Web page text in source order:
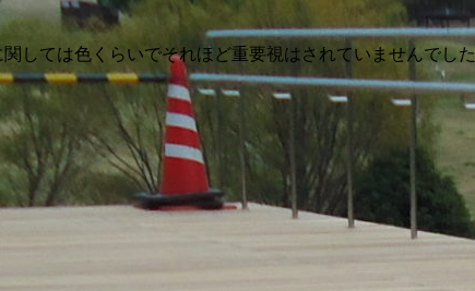
しては色くらいでそれほど重要視はされていませんでした